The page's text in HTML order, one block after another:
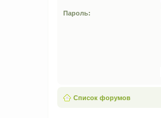
Пароль:
Список форумов